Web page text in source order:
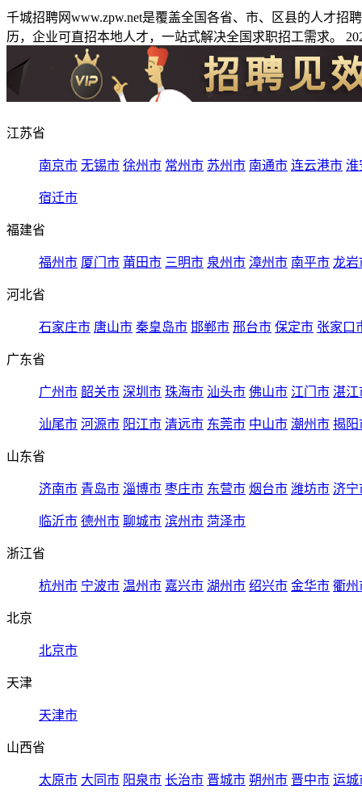
千城招聘网www.zpw.net是覆盖全国各省、市、区县的人才
历，企业可直招本地人才，一站式解决全国求职招工需求。
江苏省
南京市 无锡市 徐州市 常州市 苏州市 南通市 连云港市 淮
宿迁市
福建省
福州市 厦门市 莆田市 三明市 泉州市 漳州市 南平市 龙岩
河北省
石家庄市 唐山市 秦皇岛市 邯郸市 邢台市 保定市 张家口
广东省
广州市 韶关市 深圳市 珠海市 汕头市 佛山市 江门市 湛江
汕尾市 河源市 阳江市 清远市 东莞市 中山市 潮州市 揭阳
山东省
济南市 青岛市 淄博市 枣庄市 东营市 烟台市 潍坊市 济宁
临沂市 德州市 聊城市 滨州市 菏泽市
浙江省
杭州市 宁波市 温州市 嘉兴市 湖州市 绍兴市 金华市 衢州
北京
北京市
天津
天津市
山西省
太原市 大同市 阳泉市 长治市 晋城市 朔州市 晋中市 运城